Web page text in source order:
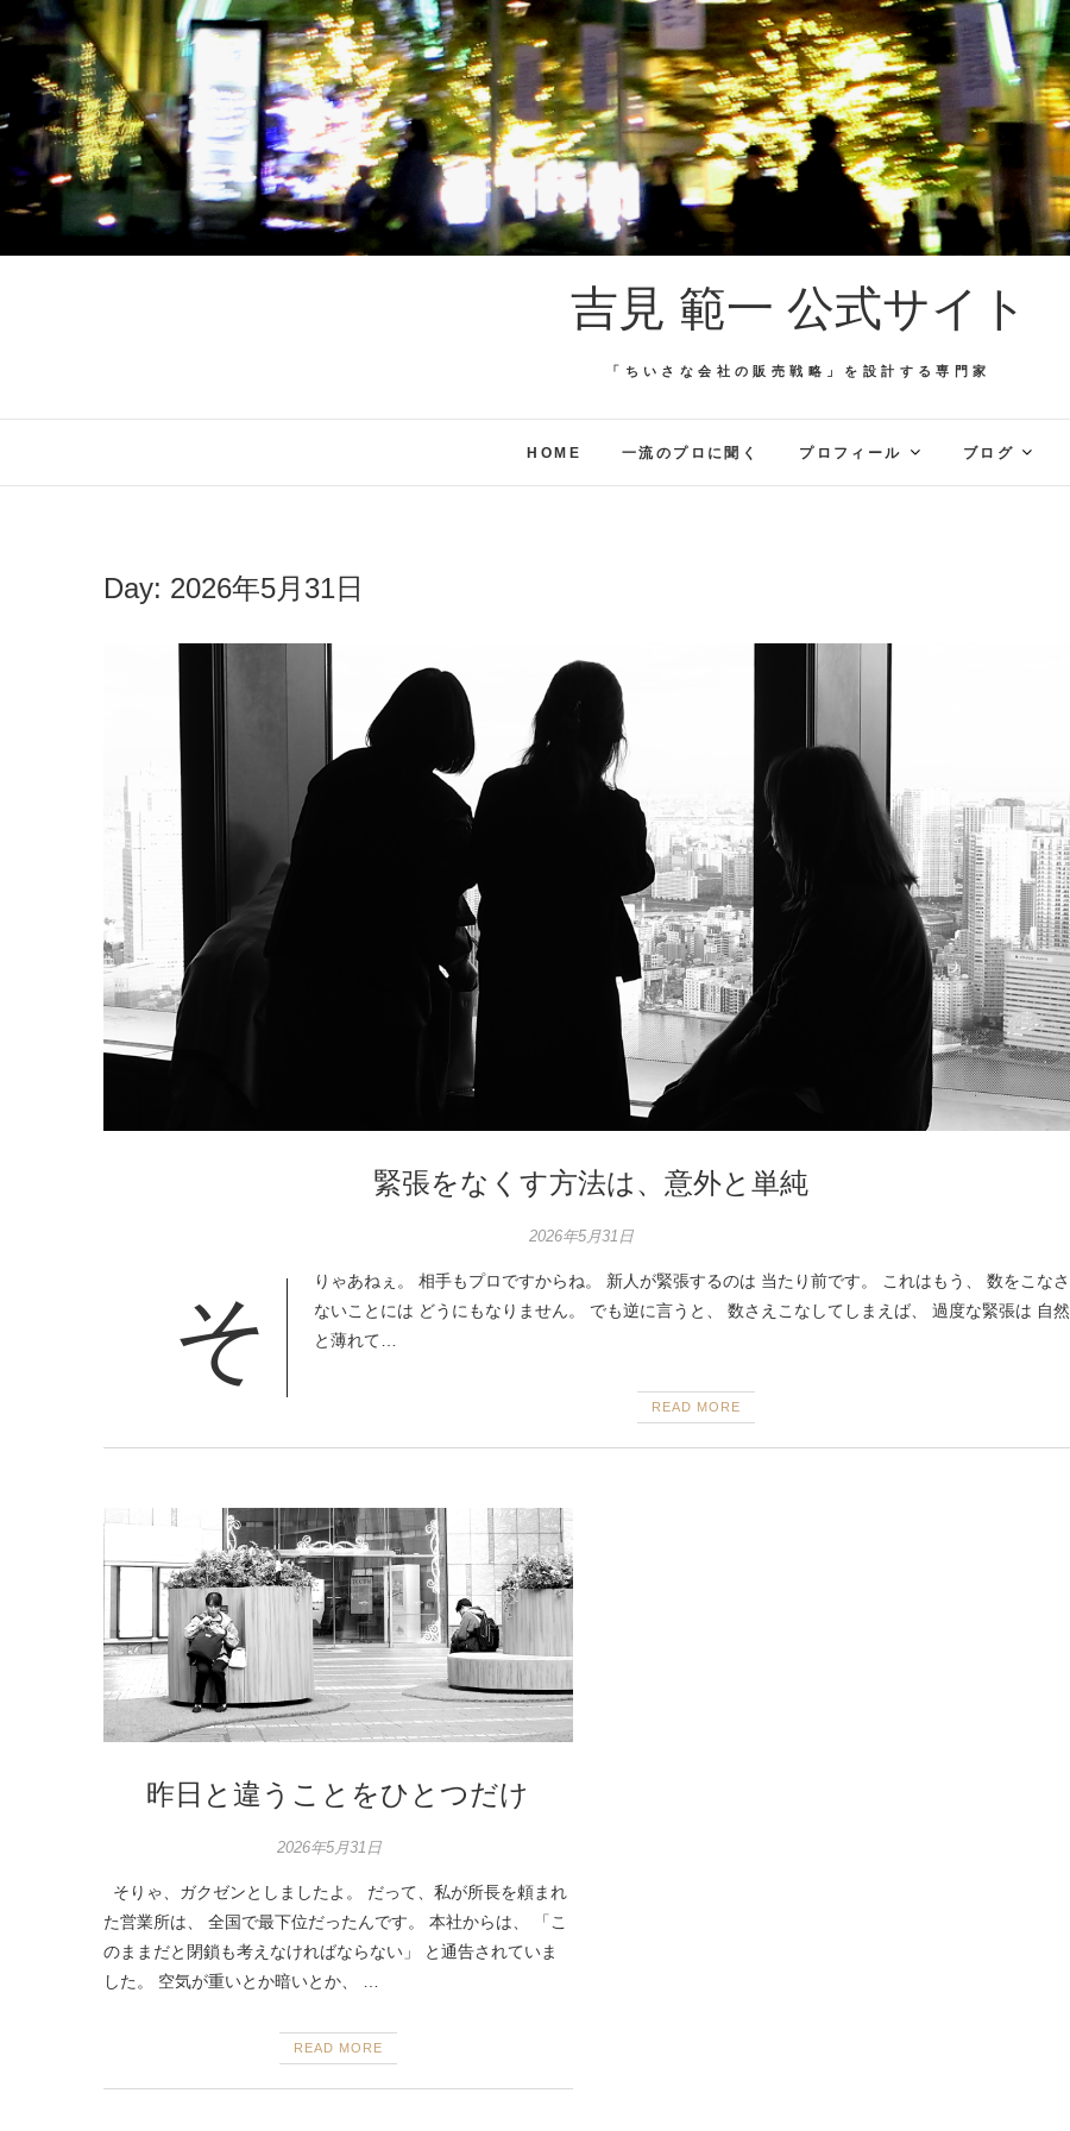
吉見 範一 公式サイト
「ちいさな会社の販売戦略」を設計する専門家
HOME 一流のプロに聞く プロフィール ブログ
Day: 2026年5月31日
緊張をなくす方法は、意外と単純
2026年5月31日
そ
りゃあねぇ。 相手もプロですからね。 新人が緊張するのは 当たり前です。 これはもう、 数をこなさ
ないことには どうにもなりません。 でも逆に言うと、 数さえこなしてしまえば、 過度な緊張は 自然
と薄れて…
READ MORE
昨日と違うことをひとつだけ
2026年5月31日
そりゃ、ガクゼンとしましたよ。 だって、私が所長を頼まれ
た営業所は、 全国で最下位だったんです。 本社からは、 「こ
のままだと閉鎖も考えなければならない」 と通告されていま
した。 空気が重いとか暗いとか、 …
READ MORE